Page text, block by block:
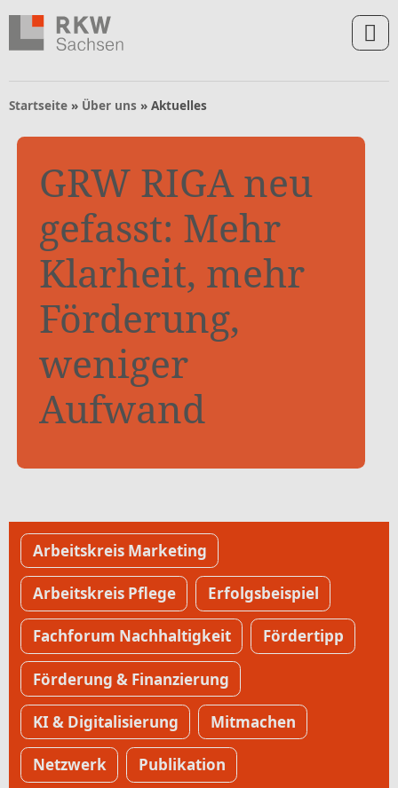
Zum Inhalt springen
Zur Navigation springen
Zum Fußbereich und Kontakt springen
Startseite » Über uns » Aktuelles
GRW RIGA neu
gefasst: Mehr
Klarheit, mehr
Förderung,
weniger
Aufwand
Alle Beiträge
Arbeitskreis Marketing
Arbeitskreis Pflege Erfolgsbeispiel
Fachforum Nachhaltigkeit Fördertipp
Förderung & Finanzierung
KI & Digitalisierung Mitmachen
Netzwerk Publikation